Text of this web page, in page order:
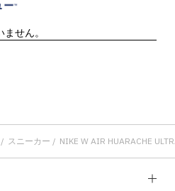
スニーカー NIKE W AIR HUARACHE